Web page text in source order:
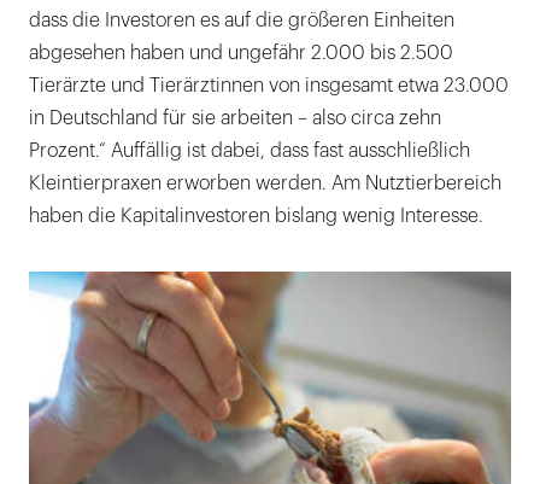
dass die Investoren es auf die größeren Einheiten
abgesehen haben und ungefähr 2.000 bis 2.500
Tierärzte und Tierärztinnen von insgesamt etwa 23.000
in Deutschland für sie arbeiten – also circa zehn
Prozent.“ Auffällig ist dabei, dass fast ausschließlich
Kleintierpraxen erworben werden. Am Nutztierbereich
haben die Kapitalinvestoren bislang wenig Interesse.